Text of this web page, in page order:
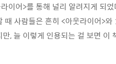
이어>를 통해 널리 알려지게 되
때 사람들은 흔히 <아웃라이어>
, 늘 이렇게 인용되는 걸 보면 이